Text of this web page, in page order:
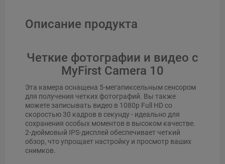
Описание продукта
Четкие фотографии и видео с
MyFirst Camera 10
Эта камера оснащена 5-мегапиксельным сенсором
для получения четких фотографий. Вы также
можете записывать видео в 1080p Full HD со
скоростью 30 кадров в секунду - идеально для
сохранения особых моментов в высоком качестве.
2-дюймовый IPS-дисплей обеспечивает четкий
обзор, что упрощает настройку и просмотр ваших
снимков.